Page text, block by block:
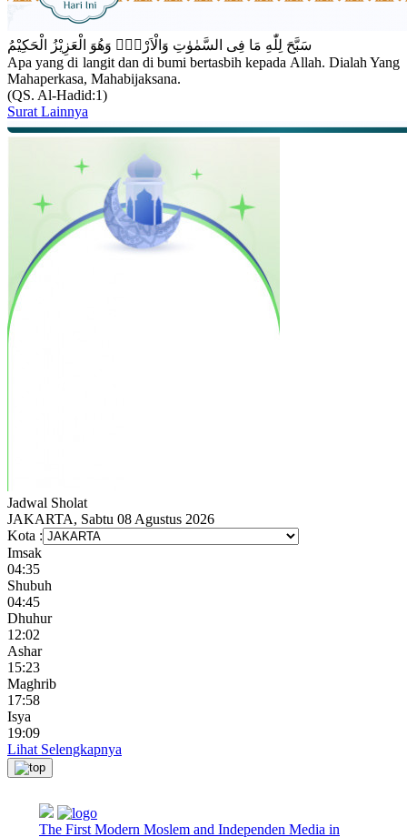
سَبَّحَ لِلّٰهِ مَا فِى السَّمٰوٰتِ وَالْاَرْضِۚ وَهُوَ الْعَزِيْزُ الْحَكِيْمُ
Apa yang di langit dan di bumi bertasbih kepada Allah. Dialah Yang
Mahaperkasa, Mahabijaksana.
(QS. Al-Hadid:1)
Surat Lainnya
Jadwal Sholat
JAKARTA, Sabtu 08 Agustus 2026
Kota :
Imsak
04:35
Shubuh
04:45
Dhuhur
12:02
Ashar
15:23
Maghrib
17:58
Isya
19:09
Lihat Selengkapnya
The First Modern Moslem and Independen Media in